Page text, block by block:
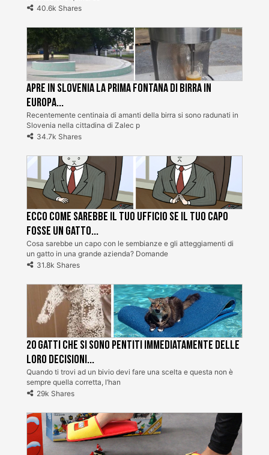
40.6k Shares
Apre in Slovenia la prima fontana di birra in
Europa...
Recentemente centinaia di amanti della birra si sono radunati in
Slovenia nella cittadina di Zalec p
34.7k Shares
Ecco come sarebbe il tuo ufficio se il tuo capo
fosse un gatto...
Cosa sarebbe un capo con le sembianze e gli atteggiamenti di
un gatto in una grande azienda? Domande
31.8k Shares
20 gatti che si sono pentiti immediatamente delle
loro decisioni...
Quando ti trovi ad un bivio devi fare una scelta e questa non è
sempre quella corretta, l’han
29k Shares